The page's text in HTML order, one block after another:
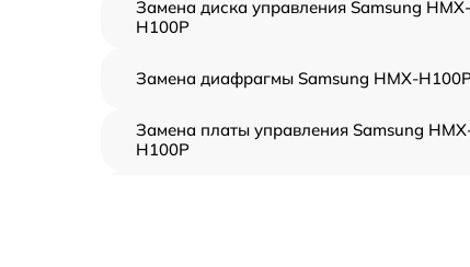
Замена диска управления Samsung HMX-
H100P
Замена диафрагмы Samsung HMX-
Замена платы управления Samsung
H100P